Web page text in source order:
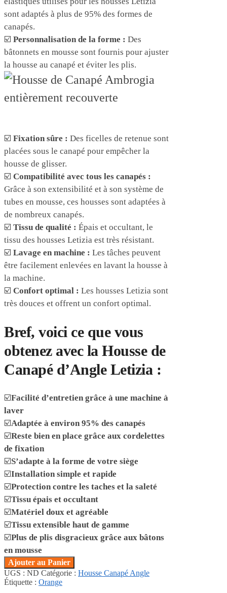
sont adaptés à plus de 95% des formes de
canapés.
☑️ Personnalisation de la forme : Des
bâtonnets en mousse sont fournis pour ajuster
la housse au canapé et éviter les plis.
☑️ Fixation sûre : Des ficelles de retenue sont
placées sous le canapé pour empêcher la
housse de glisser.
☑️ Compatibilité avec tous les canapés :
Grâce à son extensibilité et à son système de
tubes en mousse, ces housses sont adaptées à
de nombreux canapés.
☑️ Tissu de qualité : Épais et occultant, le
tissu des housses Letizia est très résistant.
☑️ Lavage en machine : Les tâches peuvent
être facilement enlevées en lavant la housse à
la machine.
☑️ Confort optimal : Les housses Letizia sont
très douces et offrent un confort optimal.
Bref, voici ce que vous
obtenez avec la Housse de
Canapé d’Angle Letizia :
☑️Facilité d’entretien grâce à une machine à
laver
☑️Adaptée à environ 95% des canapés
☑️Reste bien en place grâce aux cordelettes
de fixation
☑️S’adapte à la forme de votre siège
☑️Installation simple et rapide
☑️Protection contre les taches et la saleté
☑️Tissu épais et occultant
☑️Matériel doux et agréable
☑️Tissu extensible haut de gamme
☑️Plus de plis disgracieux grâce aux bâtons
en mousse
Ajouter au Panier
UGS : ND Catégorie : Housse Canapé Angle
Étiquette : Orange